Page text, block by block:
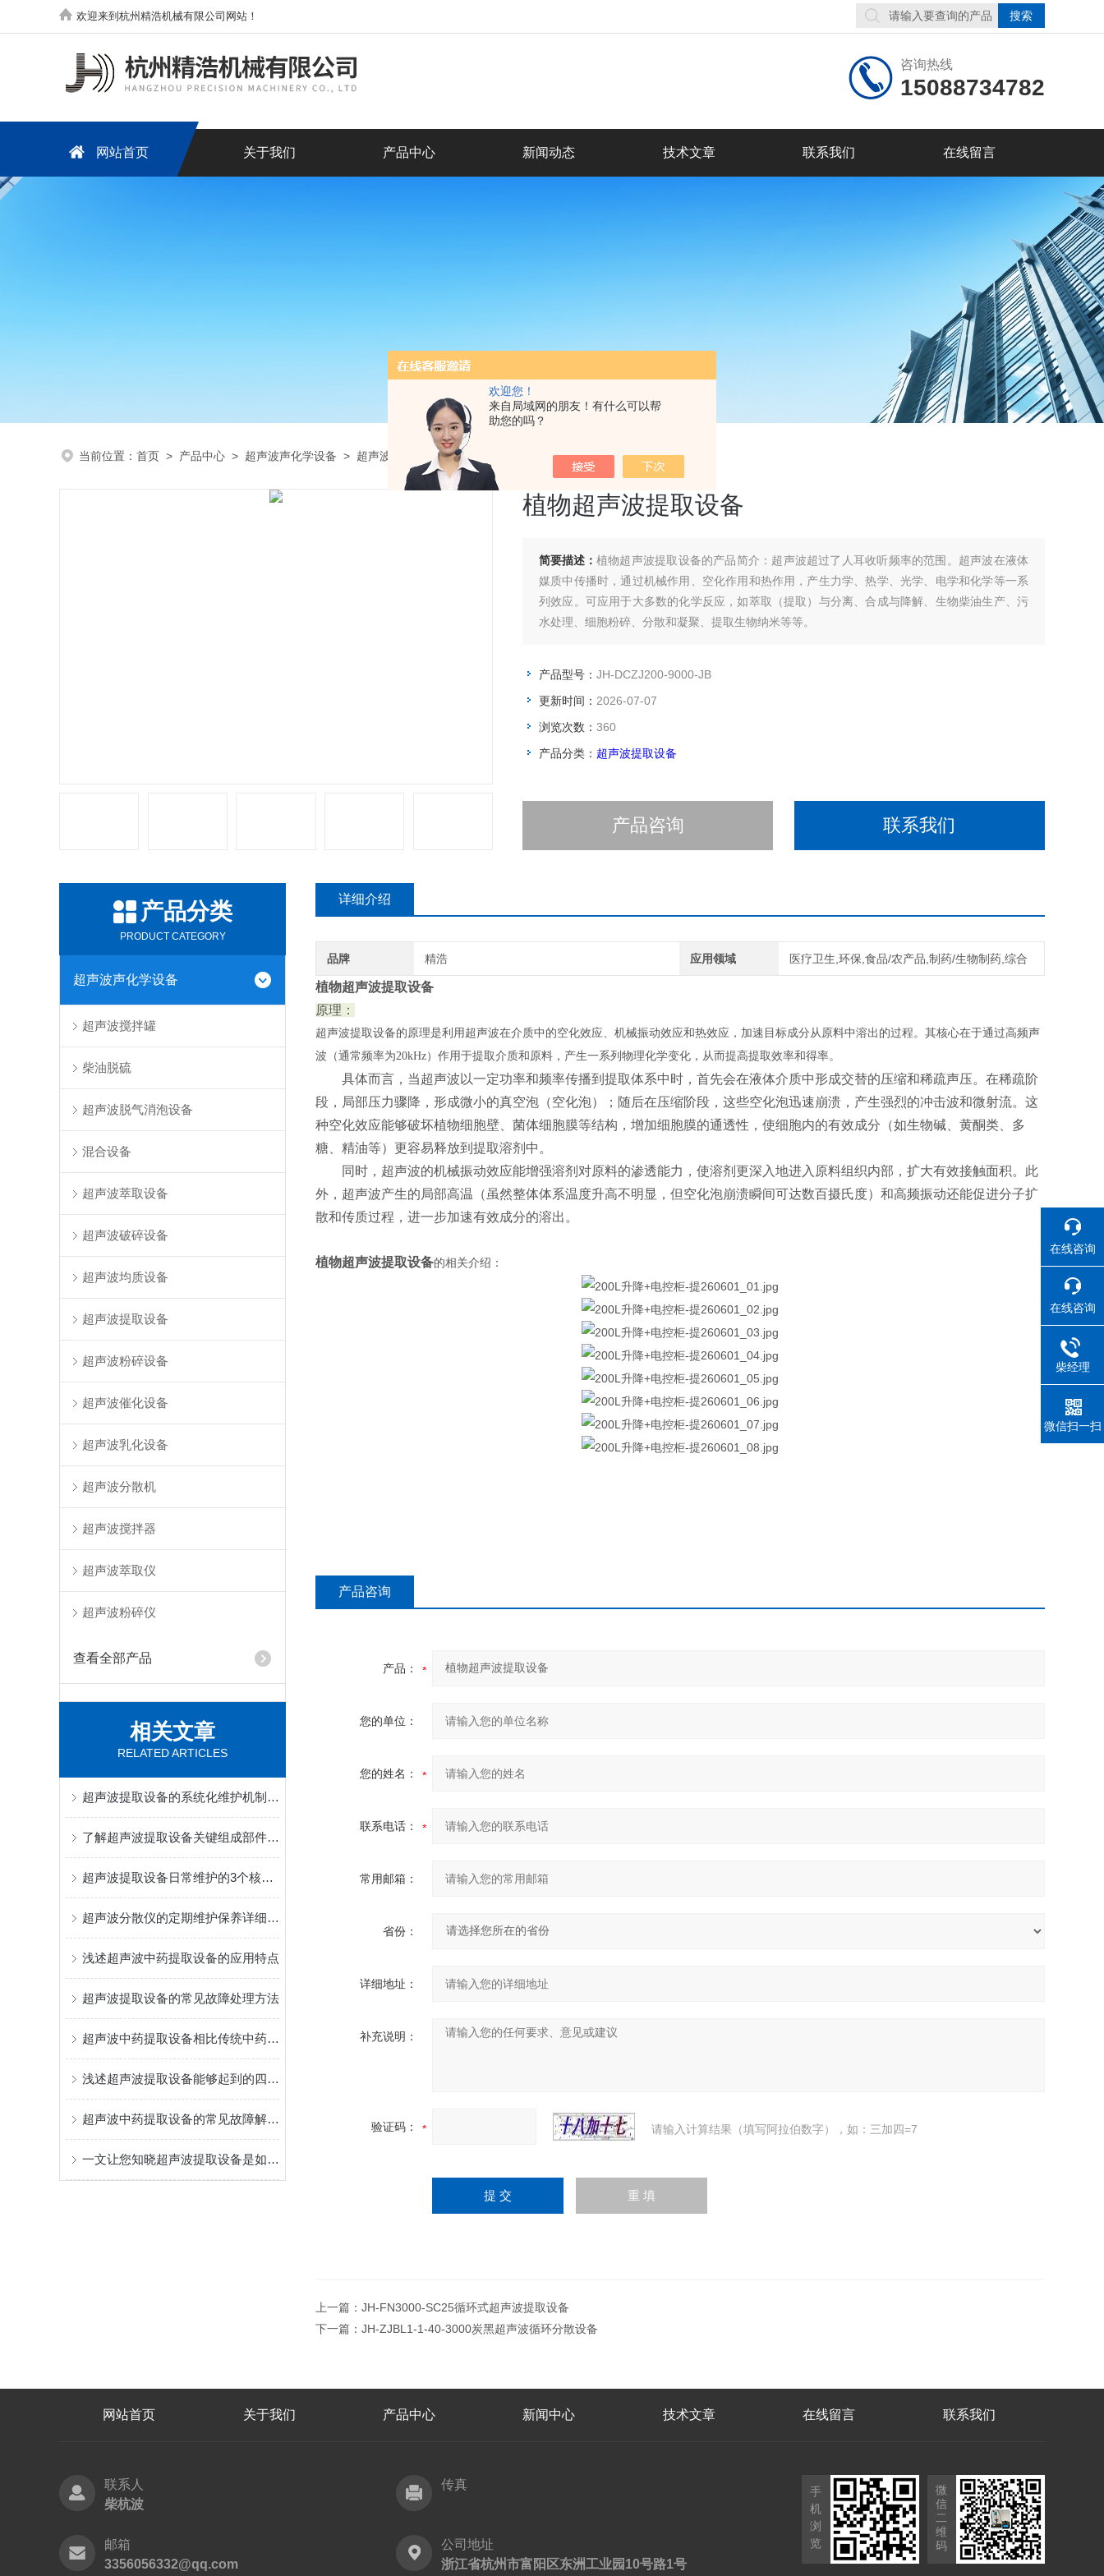
欢迎您！
来自局域网的朋友！有什么可以帮
助您的吗？
欢迎来到杭州精浩机械有限公司网站！
咨询热线
15088734782
网站首页 关于我们 产品中心 新闻动态 技术文章 联系我们 在线留言
当前位置： 首页 > 产品中心 > 超声波声化学设备 > 超声波提取设备 >JH-DCZJ200-9000-JB植物超声波提取设备
植物超声波提取设备
简要描述： 植物超声波提取设备的产品简介：超声波超过了人耳收听频率的范围。超声波在液体
媒质中传播时，通过机械作用、空化作用和热作用，产生力学、热学、光学、电学和化学等一系
列效应。可应用于大多数的化学反应，如萃取（提取）与分离、合成与降解、生物柴油生产、污
水处理、细胞粉碎、分散和凝聚、提取生物纳米等等。
产品型号： JH-DCZJ200-9000-JB
更新时间： 2026-07-07
浏览次数： 360
产品分类： 超声波提取设备
产品咨询 联系我们
产品分类
PRODUCT CATEGORY
超声波声化学设备
超声波搅拌罐
柴油脱硫
超声波脱气消泡设备
混合设备
超声波萃取设备
超声波破碎设备
超声波均质设备
超声波提取设备
超声波粉碎设备
超声波催化设备
超声波乳化设备
超声波分散机
超声波搅拌器
超声波萃取仪
超声波粉碎仪
查看全部产品
相关文章
RELATED ARTICLES
超声波提取设备的系统化维护机制分享
了解超声波提取设备关键组成部件功能特点才能更好的使用它
超声波提取设备日常维护的3个核心要点
超声波分散仪的定期维护保养详细介绍
浅述超声波中药提取设备的应用特点
超声波提取设备的常见故障处理方法
超声波中药提取设备相比传统中药提取的长处
浅述超声波提取设备能够起到的四大作用
超声波中药提取设备的常见故障解决与维护方法介绍
一文让您知晓超声波提取设备是如何进行植物提取的
详细介绍
品牌 精浩 应用领域 医疗卫生,环保,食品/农产品,制药/生物制药,综合
植物超声波提取设备
原理：
超声波提取设备的原理是利用超声波在介质中的空化效应、机械振动效应和热效应，加速目标成分从原料中溶出的过程。其核心在于通过高频声
波（通常频率为20kHz）作用于提取介质和原料，产生一系列物理化学变化，从而提高提取效率和得率。
具体而言，当超声波以一定功率和频率传播到提取体系中时，首先会在液体介质中形成交替的压缩和稀疏声压。在稀疏阶
段，局部压力骤降，形成微小的真空泡（空化泡）；随后在压缩阶段，这些空化泡迅速崩溃，产生强烈的冲击波和微射流。这
种空化效应能够破坏植物细胞壁、菌体细胞膜等结构，增加细胞膜的通透性，使细胞内的有效成分（如生物碱、黄酮类、多
糖、精油等）更容易释放到提取溶剂中。
同时，超声波的机械振动效应能增强溶剂对原料的渗透能力，使溶剂更深入地进入原料组织内部，扩大有效接触面积。此
外，超声波产生的局部高温（虽然整体体系温度升高不明显，但空化泡崩溃瞬间可达数百摄氏度）和高频振动还能促进分子扩
散和传质过程，进一步加速有效成分的溶出。
植物超声波提取设备的相关介绍：
产品咨询
产品：
您的单位：
您的姓名：
联系电话：
常用邮箱：
省份：
详细地址：
补充说明：
验证码： 请输入计算结果（填写阿拉伯数字），如：三加四=7
上一篇： JH-FN3000-SC25循环式超声波提取设备
下一篇： JH-ZJBL1-1-40-3000炭黑超声波循环分散设备
网站首页 关于我们 产品中心 新闻中心 技术文章 在线留言 联系我们
联系人
柴杭波
传真
邮箱
3356056332@qq.com
公司地址
浙江省杭州市富阳区东洲工业园10号路1号
手
机
浏
览
微
信
二
维
码
在线咨询
在线咨询
柴经理
微信扫一扫